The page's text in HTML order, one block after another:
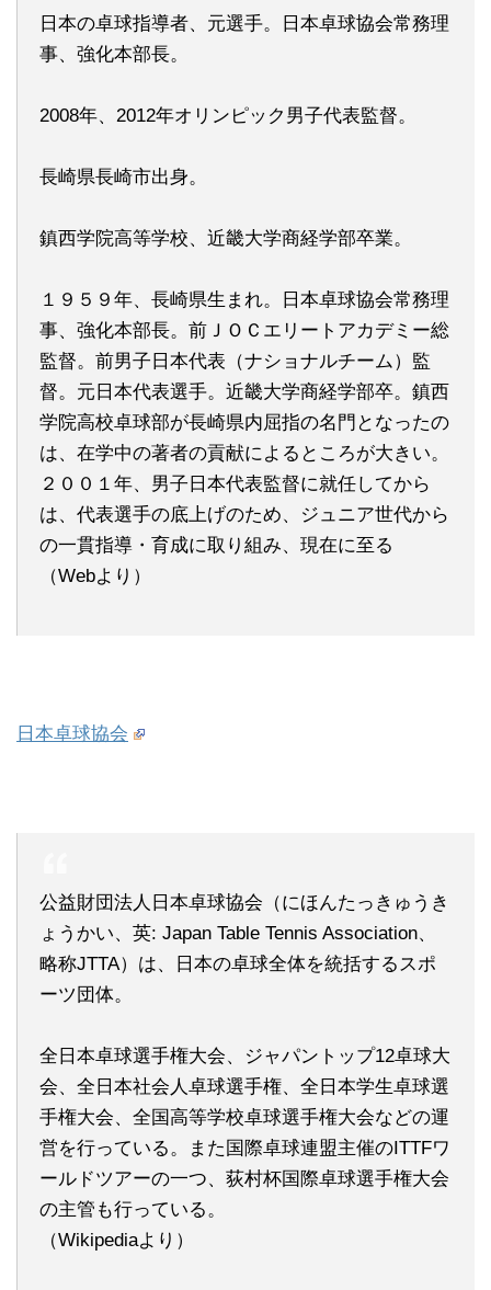
日本の卓球指導者、元選手。日本卓球協会常務理
事、強化本部長。
2008年、2012年オリンピック男子代表監督。
長崎県長崎市出身。
鎮西学院高等学校、近畿大学商経学部卒業。
１９５９年、長崎県生まれ。日本卓球協会常務理
事、強化本部長。前ＪＯＣエリートアカデミー総
監督。前男子日本代表（ナショナルチーム）監
督。元日本代表選手。近畿大学商経学部卒。鎮西
学院高校卓球部が長崎県内屈指の名門となったの
は、在学中の著者の貢献によるところが大きい。
２００１年、男子日本代表監督に就任してから
は、代表選手の底上げのため、ジュニア世代から
の一貫指導・育成に取り組み、現在に至る
（Webより）
日本卓球協会
公益財団法人日本卓球協会（にほんたっきゅうき
ょうかい、英: Japan Table Tennis Association、
略称JTTA）は、日本の卓球全体を統括するスポ
ーツ団体。
全日本卓球選手権大会、ジャパントップ12卓球大
会、全日本社会人卓球選手権、全日本学生卓球選
手権大会、全国高等学校卓球選手権大会などの運
営を行っている。また国際卓球連盟主催のITTFワ
ールドツアーの一つ、荻村杯国際卓球選手権大会
の主管も行っている。
（Wikipediaより）